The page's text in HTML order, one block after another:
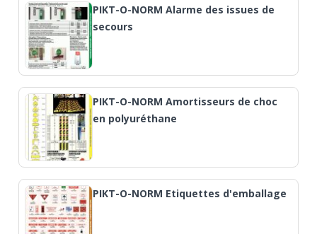
PIKT-O-NORM Alarme des issues de
secours
PIKT-O-NORM Amortisseurs de choc
en polyuréthane
PIKT-O-NORM Etiquettes d'emballage